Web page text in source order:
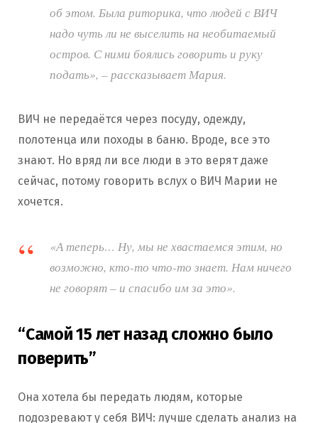
об этом. Была риторика, что людей с ВИЧ
надо чуть ли не выселить на необитаемый
остров. С ними боялись говорить и руку
подать», – рассказывает Мария.
ВИЧ не передаётся через посуду, одежду,
полотенца или походы в баню. Вроде, все это
знают. Но вряд ли все люди в это верят даже
сейчас, потому говорить вслух о ВИЧ Марии не
хочется.
«А теперь… Ну, мы не хвастаемся этим, но
возможно, кто-то что-то знает. Нам ничего
не говорят – и спасибо им за это».
“Самой 15 лет назад сложно было
поверить”
Она хотела бы передать людям, которые
подозревают у себя ВИЧ: лучше сделать анализ на